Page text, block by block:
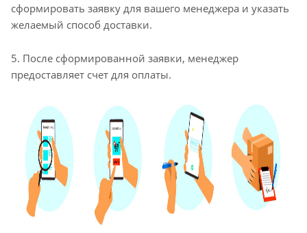
сформировать заявку для вашего менеджера и указать
желаемый способ доставки.
5. После сформированной заявки, менеджер
предоставляет счет для оплаты.